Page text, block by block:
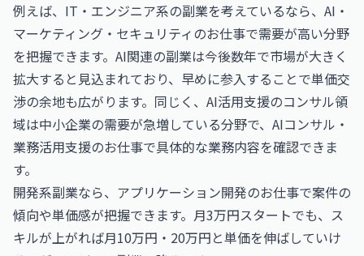
例えば、IT・エンジニア系の副業を考えているなら、 AI・
マーケティング・セキュリティのお仕事で需要が高い分野
を把握できます。AI関連の副業は今後数年で市場が大きく
拡大すると見込まれており、早めに参入することで単価交
渉の余地も広がります。同じく、AI活用支援のコンサル領
域は中小企業の需要が急増している分野で、 AIコンサル・
業務活用支援のお仕事で具体的な業務内容を確認できま
す。
開発系副業なら、 アプリケーション開発のお仕事で案件の
傾向や単価感が把握できます。月3万円スタートでも、ス
キルが上がれば月10万円・20万円と単価を伸ばしていけ